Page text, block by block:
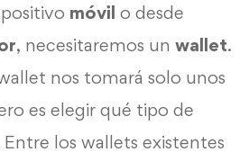
móvil o desde
, necesitaremos un wallet.
nos tomará solo unos
es elegir qué tipo de
los wallets existentes